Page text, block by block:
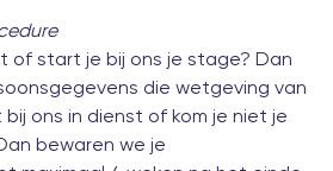
of start je bij ons je stage? Dan
die wetgeving van
ons in dienst of kom je niet je
bewaren we je